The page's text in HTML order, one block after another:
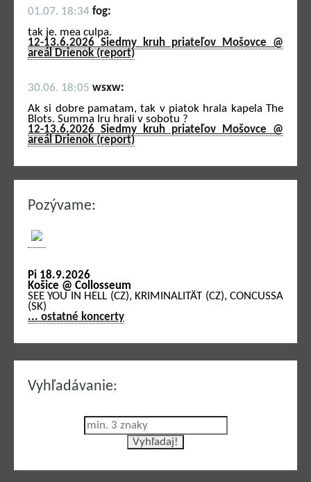
01.07. 18:34 fog:
tak je. mea culpa.
12-13.6.2026 Siedmy kruh priateľov Mošovce @
areál Drienok (report)
30.06. 18:05 wsxw:
Ak si dobre pamatam, tak v piatok hrala kapela The
Blots. Summa Iru hrali v sobotu ?
12-13.6.2026 Siedmy kruh priateľov Mošovce @
areál Drienok (report)
Pozývame:
Pi 18.9.2026
Košice @ Collosseum
SEE YOU IN HELL (CZ), KRIMINALITÄT (CZ), CONCUSSA
(SK)
... ostatné koncerty
Vyhľadávanie: